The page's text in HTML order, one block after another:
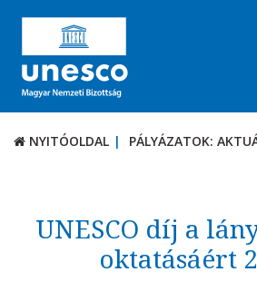
NYITÓOLDAL PÁLYÁZATOK:
TÉMÁK
DOKUMENTUMTÁR
NYITÓOLDAL PÁLYÁZATOK:
UNESCO díj a
oktatásáért